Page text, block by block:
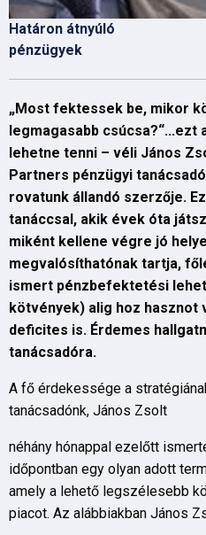
Határon átnyúló
pénzügyek
„Most fektessek be, mikor
legmagasabb
lehetne tenni – véli János
Partners pénzügyi
rovatunk állandó szerzője.
tanáccsal, akik évek óta
miként kellene végre jó
megvalósíthatónak tartja,
ismert pénzbefektetési
kötvények) alig hoz hasznot
deficites is. Érdemes
tanácsadóra.
A fő érdekessége a
tanácsadónk, János Zsolt
néhány hónappal ezelőtt
időpontban egy olyan adott
amely a lehető legszélesebb
piacot. Az alábbiakban János